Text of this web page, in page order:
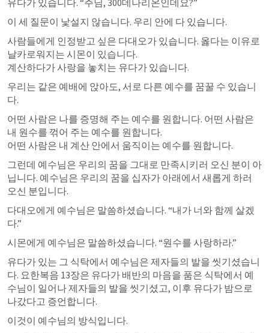
유다가 있습니다. “주님, 300데나리온인데요?”
이 세 질문이 낯설지 않습니다. 우리 안에 다 있습니다.
사람들에게 인정받고 싶은 다대오가 있습니다. 옳다는 이유로
날카로워지는 시몬이 있습니다.
계산하다가 사랑을 놓치는 유다가 있습니다.
우리는 같은 예배에 앉아도, 서로 다른 예수를 꿈꿀 수 있습니
다.
어떤 사람은 나를 증명해 주는 예수를 원합니다. 어떤 사람은
내 원수를 꺾어 주는 예수를 원합니다.
어떤 사람은 내 계산 안에서 움직이는 예수를 원합니다.
그런데 예수님은 우리의 꿈을 그대로 만족시키러 오신 분이 아
닙니다. 예수님은 우리의 꿈을 십자가 아래에서 새롭게 하러
오신 분입니다.
다대오에게 예수님은 말씀하셨습니다. “내가 너와 함께 살겠
다.”
시몬에게 예수님은 말씀하셨습니다. “원수를 사랑하라.”
유다가 있는 그 식탁에서 예수님은 제자들의 발을 씻기셨습니
다. 요한복음 13장은 유다가 배반의 마음을 품은 식탁에서 예
수님이 일어나 제자들의 발을 씻기셨고, 이후 유다가 밤으로
나갔다고 증언합니다.
이것이 예수님의 방식입니다.